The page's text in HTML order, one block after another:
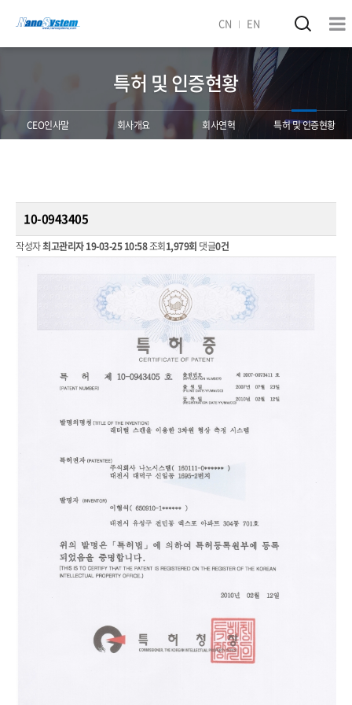
CN EN
특허 및 인증현황
CEO인사말 회사개요 회사연혁 특허 및 인증현황
10-0943405
작성자최고관리자19-03-25 10:58조회1,979회 댓글0건